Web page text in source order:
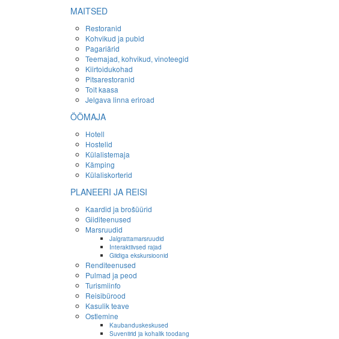
MAITSED
Restoranid
Kohvikud ja pubid
Pagariärid
Teemajad, kohvikud, vinoteegid
Kiirtoidukohad
Pitsarestoranid
Toit kaasa
Jelgava linna eriroad
ÖÖMAJA
Hotell
Hostelid
Külalistemaja
Kämping
Külaliskorterid
PLANEERI JA REISI
Kaardid ja brošüürid
Giiditeenused
Marsruudid
Jalgrattamarsruudid
Interaktiivsed rajad
Giidiga ekskursioonid
Renditeenused
Pulmad ja peod
Turismiinfo
Reisibürood
Kasulik teave
Ostlemine
Kaubanduskeskused
Suveniirid ja kohalik toodang